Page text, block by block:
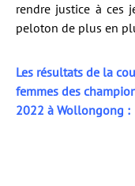
rendre justice à ces
peloton de plus en
Les résultats de la
femmes des
2022 à Wollongong :